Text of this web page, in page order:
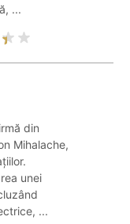
...
din
Mihalache,
unei
...